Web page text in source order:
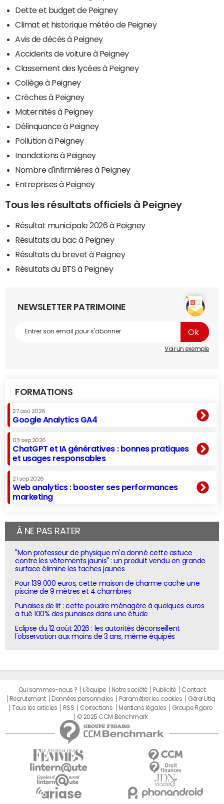
Dette et budget de Peigney
Climat et historique météo de Peigney
Avis de décès à Peigney
Accidents de voiture à Peigney
Classement des lycées à Peigney
Collège à Peigney
Crèches à Peigney
Maternités à Peigney
Délinquance à Peigney
Pollution à Peigney
Inondations à Peigney
Nombre d'infirmières à Peigney
Entreprises à Peigney
Tous les résultats officiels à Peigney
Résultat municipale 2026 à Peigney
Résultats du bac à Peigney
Résultats du brevet à Peigney
Résultats du BTS à Peigney
NEWSLETTER PATRIMOINE
Voir un exemple
FORMATIONS
27 aoû 2026
Google Analytics GA4
03 sep 2026
ChatGPT et IA génératives : bonnes pratiques
et usages responsables
21 sep 2026
Web analytics : booster ses performances
marketing
À NE PAS RATER
"Mon professeur de physique m'a donné cette astuce
contre les vêtements jaunis" : un produit vendu en grande
surface élimine les taches jaunes
Pour 139 000 euros, cette maison de charme cache une
piscine de 9 mètres et 4 chambres
Punaises de lit : cette poudre ménagère à quelques euros
a tué 100% des punaises dans une étude
Eclipse du 12 août 2026 : les autorités déconseillent
l'observation aux moins de 3 ans, même équipés
Qui sommes-nous ? L'équipe Notre société Publicité
Contact
Recrutement
Données personnelles Paramétrer les cookies
Gérer Utiq
Tous les articles
RSS Corrections Mentions légales
Groupe Figaro
© 2025 CCM Benchmark